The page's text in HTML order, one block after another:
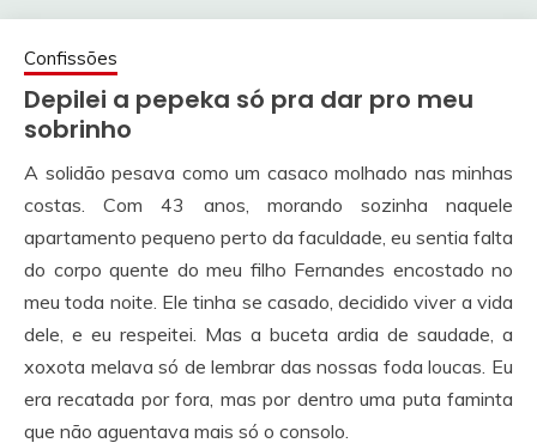
Confissões
Depilei a pepeka só pra dar pro meu
sobrinho
A solidão pesava como um casaco molhado nas minhas
costas. Com 43 anos, morando sozinha naquele
apartamento pequeno perto da faculdade, eu sentia falta
do corpo quente do meu filho Fernandes encostado no
meu toda noite. Ele tinha se casado, decidido viver a vida
dele, e eu respeitei. Mas a buceta ardia de saudade, a
xoxota melava só de lembrar das nossas foda loucas. Eu
era recatada por fora, mas por dentro uma puta faminta
que não aguentava mais só o consolo.